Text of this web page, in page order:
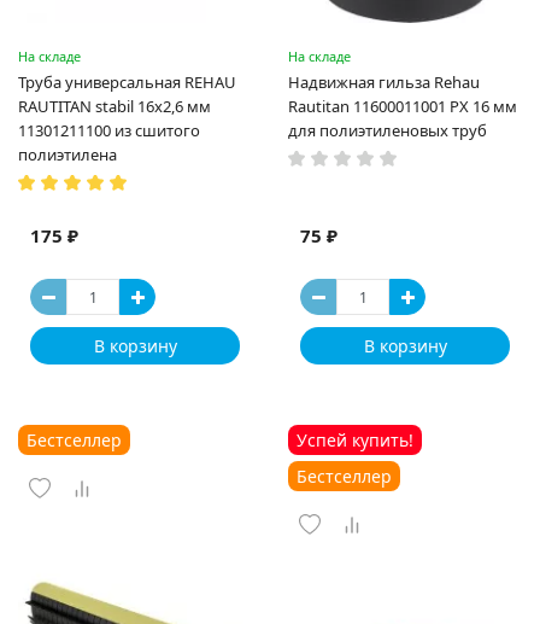
На складе
Труба универсальная REHAU
RAUTITAN stabil 16х2,6 мм
11301211100 из сшитого
полиэтилена
175 ₽
В корзину
На складе
Надвижная гильза Rehau
Rautitan 11600011001 PX 16 мм
для полиэтиленовых труб
75 ₽
В корзину
Бестселлер
Успей купить!
Бестселлер